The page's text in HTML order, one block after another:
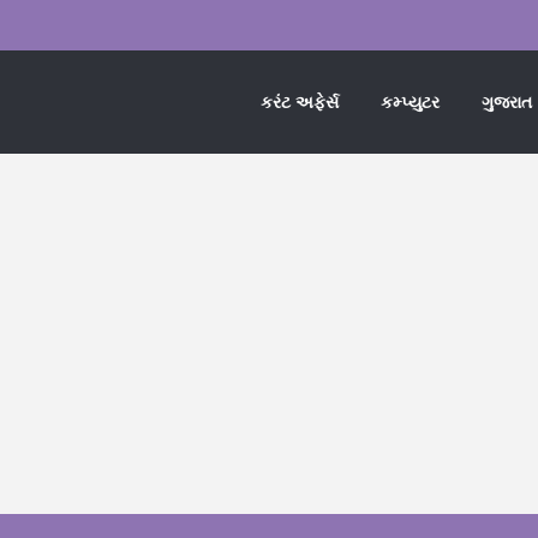
કરંટ અફેર્સ કમ્પ્યુટર ગુજરાત